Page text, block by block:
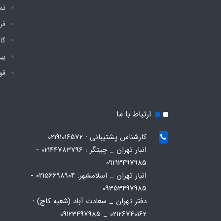
ارتباط با ما
کارشناس پشتیبانی : 02191016572
انبار تهران _ چیتگر : 02144783796 -
09213497985
انبار تهران _ اسلامشهر: 02156698904 -
09353497985
دفتر تهران _ سعادت آباد (شعبه کاج) :
02126740162 _ 09123497985